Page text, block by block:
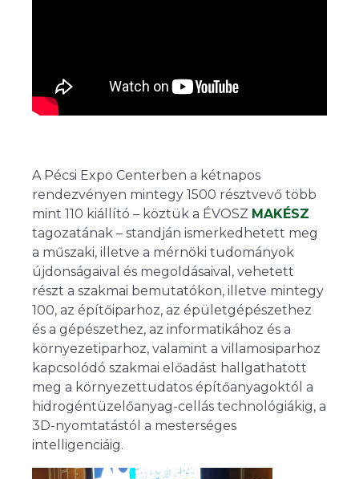
A Pécsi Expo Centerben a kétnapos
rendezvényen mintegy 1500 résztvevő több
mint 110 kiállító – köztük a ÉVOSZ MAKÉSZ
tagozatának – standján ismerkedhetett meg
a műszaki, illetve a mérnöki tudományok
újdonságaival és megoldásaival, vehetett
részt a szakmai bemutatókon, illetve mintegy
100, az építőiparhoz, az épületgépészethez
és a gépészethez, az informatikához és a
környezetiparhoz, valamint a villamosiparhoz
kapcsolódó szakmai előadást hallgathatott
meg a környezettudatos építőanyagoktól a
hidrogéntüzelőanyag-cellás technológiákig, a
3D-nyomtatástól a mesterséges
intelligenciáig.